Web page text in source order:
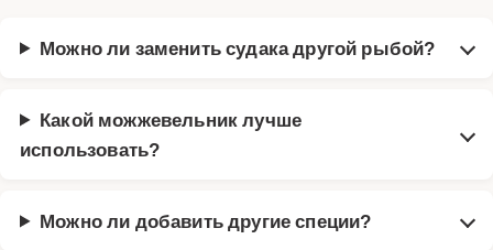
Можно ли заменить судака другой рыбой?
Какой можжевельник лучше
использовать?
Можно ли добавить другие специи?